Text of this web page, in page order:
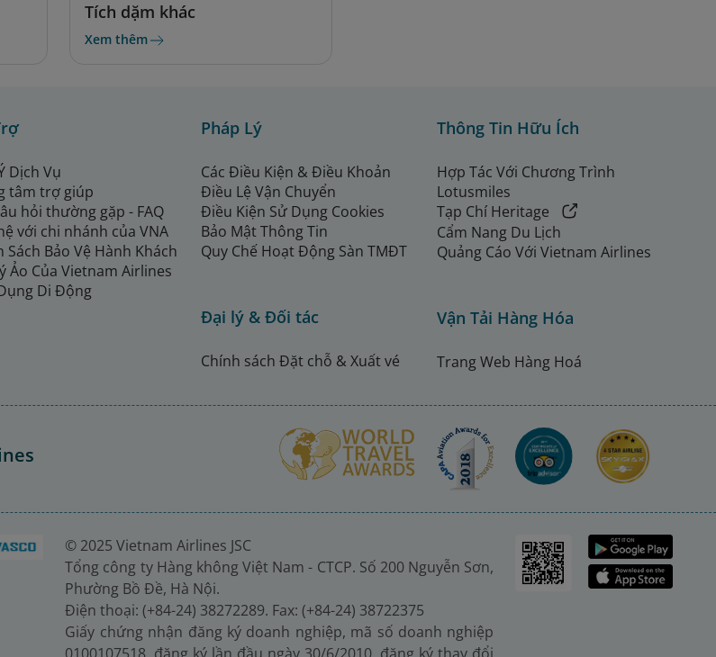
Tích dặm khác
Xem thêm
Dịch Vụ
tâm trợ giúp
hỏi thường gặp - FAQ
với chi nhánh của VNA
Sách Bảo Vệ Hành Khách
Ảo Của Vietnam Airlines
Di Động
Pháp Lý
Các Điều Kiện & Điều Khoản
Điều Lệ Vận Chuyển
Điều Kiện Sử Dụng Cookies
Bảo Mật Thông Tin
Quy Chế Hoạt Động Sàn TMĐT
Đại lý & Đối tác
Chính sách Đặt chỗ & Xuất vé
Thông Tin Hữu Ích
Hợp Tác Với Chương Trình
Lotusmiles
Tạp Chí Heritage
Cẩm Nang Du Lịch
Quảng Cáo Với Vietnam Airlines
Vận Tải Hàng Hóa
Trang Web Hàng Hoá
© 2025 Vietnam Airlines JSC
Tổng công ty Hàng không Việt Nam - CTCP. Số 200 Nguyễn Sơn,
Phường Bồ Đề, Hà Nội.
Điện thoại: (+84-24) 38272289. Fax: (+84-24) 38722375
Giấy chứng nhận đăng ký doanh nghiệp, mã số doanh nghiệp